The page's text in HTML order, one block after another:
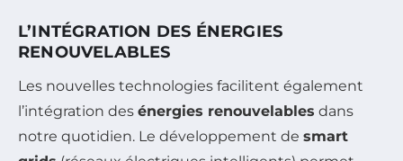
L’INTÉGRATION DES ÉNERGIES
RENOUVELABLES
Les nouvelles technologies facilitent également
l’intégration des énergies renouvelables dans
notre quotidien. Le développement de smart